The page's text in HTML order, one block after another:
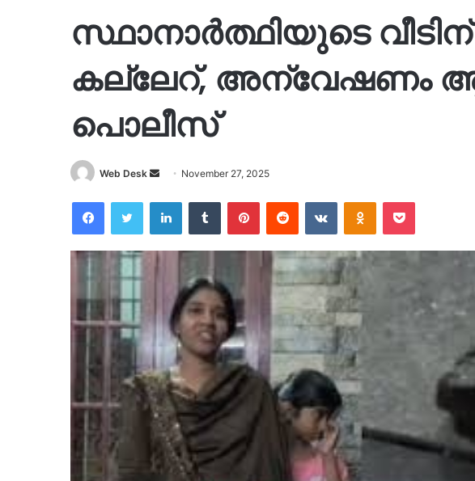
സ്ഥാനാർത്ഥിയുടെ
കല്ലേറ്, അന്വേഷണം
പൊലീസ്
Web Desk
Send
email
November 27, 2025
FacebookTwitter LinkedInTumblr PinterestReddit VKontakteOdnoklassniki
Pocket